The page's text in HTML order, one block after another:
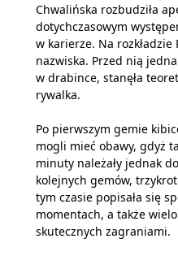
Chwalińska rozbudziła
dotychczasowym
w karierze. Na
nazwiska. Przed nią
w drabince, stanęła
rywalka.
Po pierwszym gemie
mogli mieć obawy, gdyż
minuty należały jednak
kolejnych gemów,
tym czasie popisała się
momentach, a także
skutecznych zagraniami.